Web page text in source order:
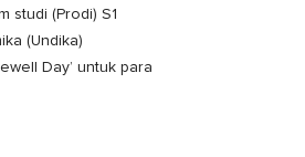
studi (Prodi) S1
(Undika)
Day’ untuk para